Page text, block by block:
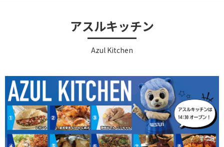
アスルキッチン
Azul Kitchen